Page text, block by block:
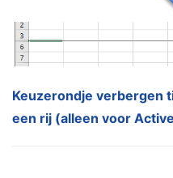
Keuzerondje verbergen
een rij (alleen voor